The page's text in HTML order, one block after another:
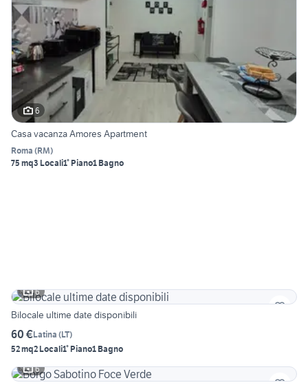
6
Casa vacanza Amores Apartment
Roma (RM)
75 mq3 Locali1° Piano1 Bagno
6
Bilocale ultime date disponibili
60 €Latina (LT)
52 mq2 Locali1° Piano1 Bagno
6